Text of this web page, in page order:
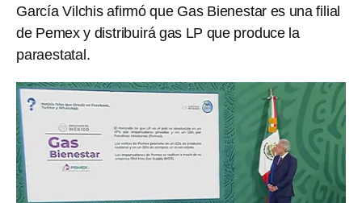
García Vilchis afirmó que Gas Bienestar es una filial
de Pemex y distribuirá gas LP que produce la
paraestatal.